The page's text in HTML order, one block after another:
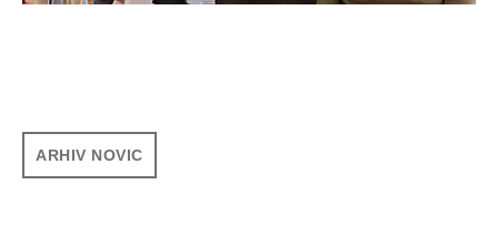
ARHIV NOVIC